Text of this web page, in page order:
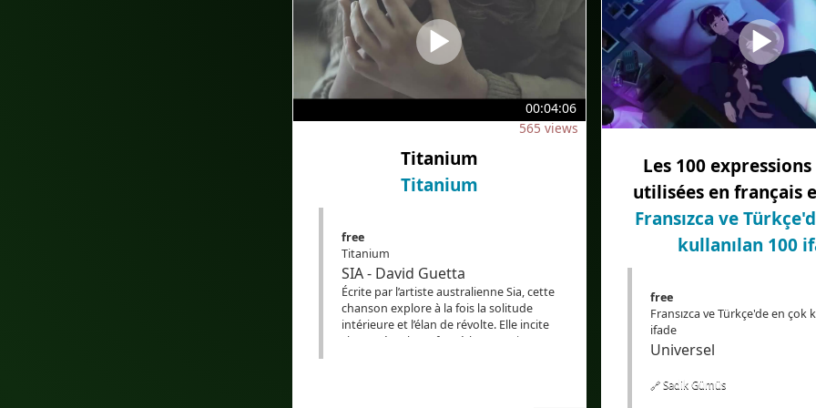
#subtitlesinFrench
#sous-titresenfrançais
#IA
#AudioinSpanish
#Subtítuloseninglés
#subtitlesinEnglish
#Bilingüe
#Subtítulosbilingües
#Translation
#AI
#Bilingual
#EdTech
#Traducción
00:04:06
565 views
Titanium
Titanium
free
Titanium
SIA - David Guetta
Écrite par l’artiste australienne Sia, cette
chanson explore à la fois la solitude
intérieure et l’élan de révolte. Elle incite
chacun à se lever face à l’oppression, que
Les 100
utilisées en français
Fransızca ve
kullanılan 100
free
Fransızca ve Türkçe'de en çok
ifade
Universel
🔗 Sadik Gümüs